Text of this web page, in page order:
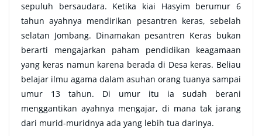
sepuluh bersaudara. Ketika kiai Hasyim berumur 6
tahun ayahnya mendirikan pesantren keras, sebelah
selatan Jombang. Dinamakan pesantren Keras bukan
berarti mengajarkan paham pendidikan keagamaan
yang keras namun karena berada di Desa keras. Beliau
belajar ilmu agama dalam asuhan orang tuanya sampai
umur 13 tahun. Di umur itu ia sudah berani
menggantikan ayahnya mengajar, di mana tak jarang
dari murid-muridnya ada yang lebih tua darinya.